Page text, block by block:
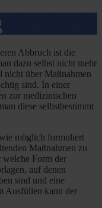
Abbruch ist die
dazu selbst nicht mehr
über Maßnahmen
sind. In einer
zur medizinischen
diese selbstbestimmt
möglich formuliert
Maßnahmen zu
welche Form der
auf denen
sind und eine
Ausfüllen kann der